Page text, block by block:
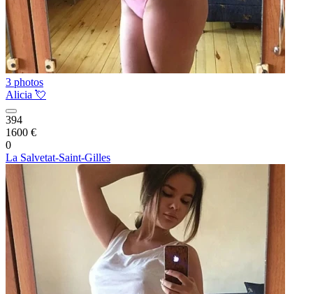
3 photos
Alicia 💘
394
1600 €
0
La Salvetat-Saint-Gilles